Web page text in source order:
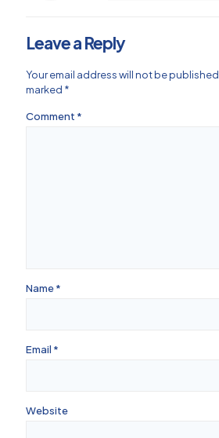
Leave a Reply
Your email address will not be published.
marked *
Comment *
Name*
Email *
Website